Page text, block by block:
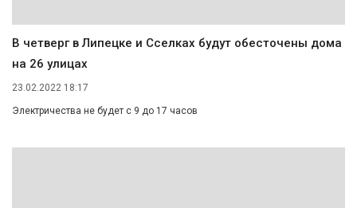
В четверг в Липецке и Сселках будут обесточены дома
на 26 улицах
23.02.2022 18:17
Электричества не будет с 9 до 17 часов